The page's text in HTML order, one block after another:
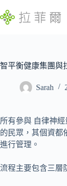
至
容到
件
的
結
果
特
慢
睡
眠
題
智平衡健康集團與
Sarah
所有參與 自律神
的民眾，其個資都
進行管理。
流程主要包含三層